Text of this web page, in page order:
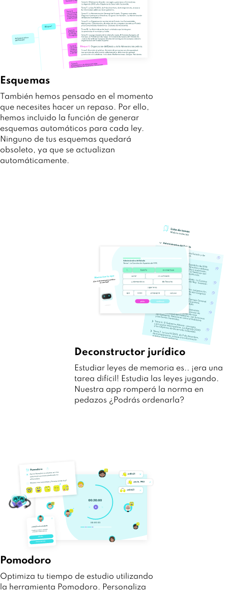
Esquemas
También hemos pensado en el momento
que necesites hacer un repaso. Por ello,
hemos incluido la función de generar
esquemas automáticos para cada ley.
Ninguno de tus esquemas quedará
obsoleto, ya que se actualizan
automáticamente.
Deconstructor jurídico
Estudiar leyes de memoria es.. ¡era una
tarea difícil! Estudia las leyes jugando.
Nuestra app romperá la norma en
pedazos ¿Podrás ordenarla?
Pomodoro
Optimiza tu tiempo de estudio utilizando
la herramienta Pomodoro. Personaliza